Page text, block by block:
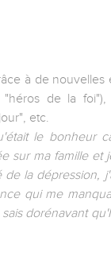
à de nouvelles
de la foi"),
etc.
le bonheur
sur ma famille et
la dépression,
qui me
dorénavant